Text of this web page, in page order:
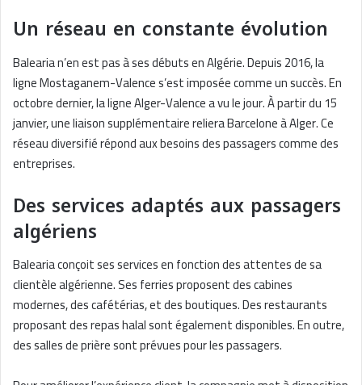
Un réseau en constante évolution
Balearia n’en est pas à ses débuts en Algérie. Depuis 2016, la
ligne Mostaganem-Valence s’est imposée comme un succès. En
octobre dernier, la ligne Alger-Valence a vu le jour. À partir du 15
janvier, une liaison supplémentaire reliera Barcelone à Alger. Ce
réseau diversifié répond aux besoins des passagers comme des
entreprises.
Des services adaptés aux passagers
algériens
Balearia conçoit ses services en fonction des attentes de sa
clientèle algérienne. Ses ferries proposent des cabines
modernes, des cafétérias, et des boutiques. Des restaurants
proposant des repas halal sont également disponibles. En outre,
des salles de prière sont prévues pour les passagers.